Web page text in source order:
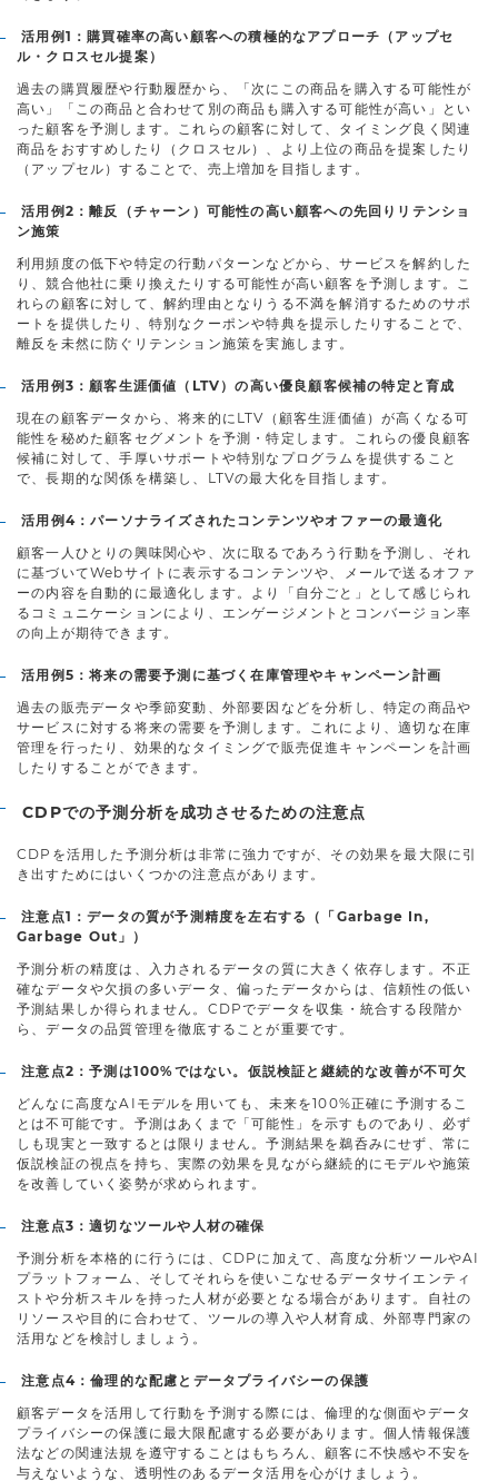
活用例1：購買確率の高い顧客への積極的なアプローチ（アップセ
ル・クロスセル提案）
過去の購買履歴や行動履歴から、「次にこの商品を購入する可能性が
高い」「この商品と合わせて別の商品も購入する可能性が高い」とい
った顧客を予測します。これらの顧客に対して、タイミング良く関連
商品をおすすめしたり（クロスセル）、より上位の商品を提案したり
（アップセル）することで、売上増加を目指します。
活用例2：離反（チャーン）可能性の高い顧客への先回りリテンショ
ン施策
利用頻度の低下や特定の行動パターンなどから、サービスを解約した
り、競合他社に乗り換えたりする可能性が高い顧客を予測します。こ
れらの顧客に対して、解約理由となりうる不満を解消するためのサポ
ートを提供したり、特別なクーポンや特典を提示したりすることで、
離反を未然に防ぐリテンション施策を実施します。
活用例3：顧客生涯価値（LTV）の高い優良顧客候補の特定と育成
現在の顧客データから、将来的にLTV（顧客生涯価値）が高くなる可
能性を秘めた顧客セグメントを予測・特定します。これらの優良顧客
候補に対して、手厚いサポートや特別なプログラムを提供すること
で、長期的な関係を構築し、LTVの最大化を目指します。
活用例4：パーソナライズされたコンテンツやオファーの最適化
顧客一人ひとりの興味関心や、次に取るであろう行動を予測し、それ
に基づいてWebサイトに表示するコンテンツや、メールで送るオファ
ーの内容を自動的に最適化します。より「自分ごと」として感じられ
るコミュニケーションにより、エンゲージメントとコンバージョン率
の向上が期待できます。
活用例5：将来の需要予測に基づく在庫管理やキャンペーン計画
過去の販売データや季節変動、外部要因などを分析し、特定の商品や
サービスに対する将来の需要を予測します。これにより、適切な在庫
管理を行ったり、効果的なタイミングで販売促進キャンペーンを計画
したりすることができます。
CDPでの予測分析を成功させるための注意点
CDPを活用した予測分析は非常に強力ですが、その効果を最大限に引
き出すためにはいくつかの注意点があります。
注意点1：データの質が予測精度を左右する（「Garbage In,
Garbage Out」）
予測分析の精度は、入力されるデータの質に大きく依存します。不正
確なデータや欠損の多いデータ、偏ったデータからは、信頼性の低い
予測結果しか得られません。CDPでデータを収集・統合する段階か
ら、データの品質管理を徹底することが重要です。
注意点2：予測は100%ではない。仮説検証と継続的な改善が不可欠
どんなに高度なAIモデルを用いても、未来を100%正確に予測するこ
とは不可能です。予測はあくまで「可能性」を示すものであり、必ず
しも現実と一致するとは限りません。予測結果を鵜呑みにせず、常に
仮説検証の視点を持ち、実際の効果を見ながら継続的にモデルや施策
を改善していく姿勢が求められます。
注意点3：適切なツールや人材の確保
予測分析を本格的に行うには、CDPに加えて、高度な分析ツールやAI
プラットフォーム、そしてそれらを使いこなせるデータサイエンティ
ストや分析スキルを持った人材が必要となる場合があります。自社の
リソースや目的に合わせて、ツールの導入や人材育成、外部専門家の
活用などを検討しましょう。
注意点4：倫理的な配慮とデータプライバシーの保護
顧客データを活用して行動を予測する際には、倫理的な側面やデータ
プライバシーの保護に最大限配慮する必要があります。個人情報保護
法などの関連法規を遵守することはもちろん、顧客に不快感や不安を
与えないような、透明性のあるデータ活用を心がけましょう。